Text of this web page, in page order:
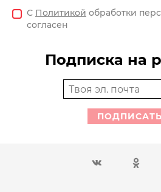
С Политикой обработки
согласен
Подписка на